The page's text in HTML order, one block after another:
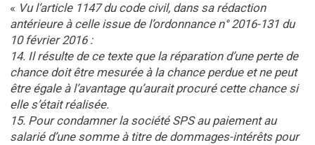
« Vu l’article 1147 du code civil, dans sa rédaction
antérieure à celle issue de l’ordonnance n° 2016-131 du
10 février 2016 :
14. Il résulte de ce texte que la réparation d’une perte de
chance doit être mesurée à la chance perdue et ne peut
être égale à l’avantage qu’aurait procuré cette chance si
elle s’était réalisée.
15. Pour condamner la société SPS au paiement au
salarié d’une somme à titre de dommages-intérêts pour